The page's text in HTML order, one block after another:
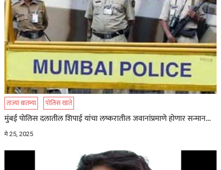
ताज्या बातम्या पोलिस खाते
मुंबई पोलिस दलातील शिपाई यांचा लष्करातील जवानांप्रमाणे होणार सन्मान…
मे 25, 2025